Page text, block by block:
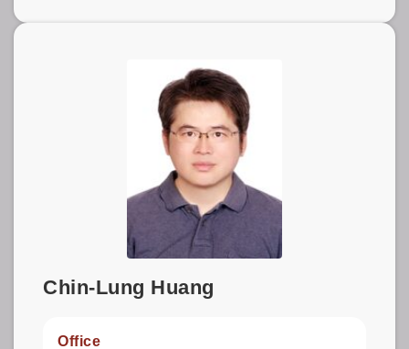
Chin-Lung Huang
Office